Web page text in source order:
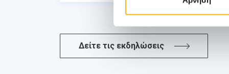
Δείτε τις εκδηλώσεις